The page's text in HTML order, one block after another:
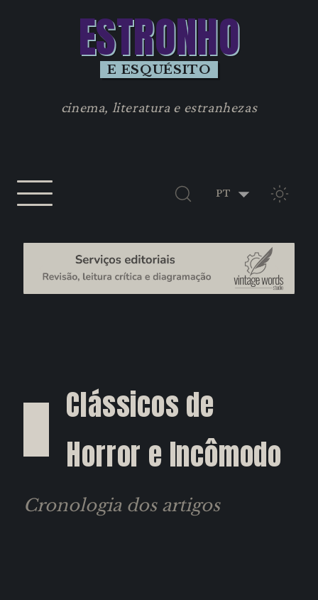
ESTRONHO
E ESQUÉSITO
cinema, literatura e estranhezas
TEMA
Clássicos de
Horror e Incômodo
Cronologia dos artigos